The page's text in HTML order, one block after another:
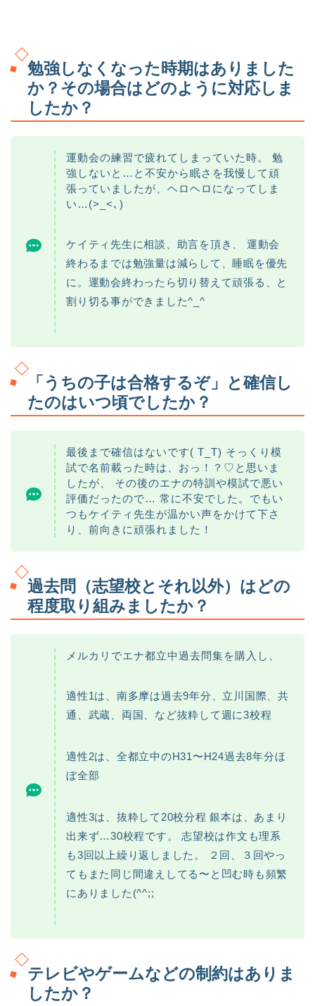
勉強しなくなった時期はありました
か？その場合はどのように対応しま
したか？
運動会の練習で疲れてしまっていた時。 勉
強しないと…と不安から眠さを我慢して頑
張っていましたが、ヘロヘロになってしま
い…(>_<､)
ケイティ先生に相談、助言を頂き、 運動会
終わるまでは勉強量は減らして、睡眠を優先
に。運動会終わったら切り替えて頑張る、と
割り切る事ができました^_^
「うちの子は合格するぞ」と確信し
たのはいつ頃でしたか？
最後まで確信はないです( T_T) そっくり模
試で名前載った時は、おっ！？♡と思いま
したが、 その後のエナの特訓や模試で悪い
評価だったので… 常に不安でした。でもい
つもケイティ先生が温かい声をかけて下さ
り、前向きに頑張れました！
過去問（志望校とそれ以外）はどの
程度取り組みましたか？
メルカリでエナ都立中過去問集を購入し、
適性1は、南多摩は過去9年分、立川国際、共
通、武蔵、両国、など抜粋して週に3校程
適性2は、全都立中のH31〜H24過去8年分ほ
ぼ全部
適性3は、抜粋して20校分程 銀本は、あまり
出来ず…30校程です。 志望校は作文も理系
も3回以上繰り返しました。 ２回、３回やっ
てもまた同じ間違えしてる〜と凹む時も頻繁
にありました(^^;;
テレビやゲームなどの制約はありま
したか？